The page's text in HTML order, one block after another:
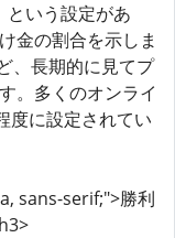
という設定があ
金の割合を示しま
、長期的に見てプ
。多くのオンライ
度に設定されてい
sans-serif;">勝利